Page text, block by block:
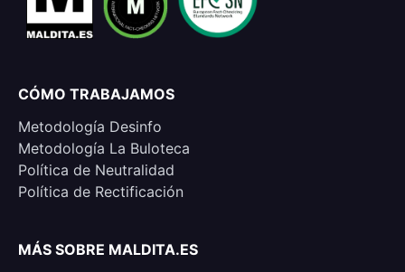
CÓMO TRABAJAMOS
Metodología Desinfo
Metodología La Buloteca
Política de Neutralidad
Política de Rectificación
MÁS SOBRE MALDITA.ES